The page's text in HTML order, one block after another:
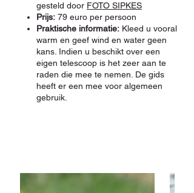
gesteld door FOTO SIPKES
Prijs: 79 euro per persoon
Praktische informatie: Kleed u vooral
warm en geef wind en water geen
kans. Indien u beschikt over een
eigen telescoop is het zeer aan te
raden die mee te nemen. De gids
heeft er een mee voor algemeen
gebruik.